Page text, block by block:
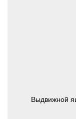
Выдвижной